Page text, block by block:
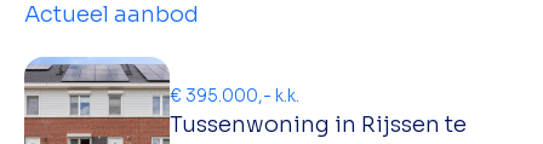
Actueel aanbod
Tussenwoning in Rijssen te
€ 395.000,- k.k.